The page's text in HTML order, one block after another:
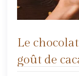
Le
goût de